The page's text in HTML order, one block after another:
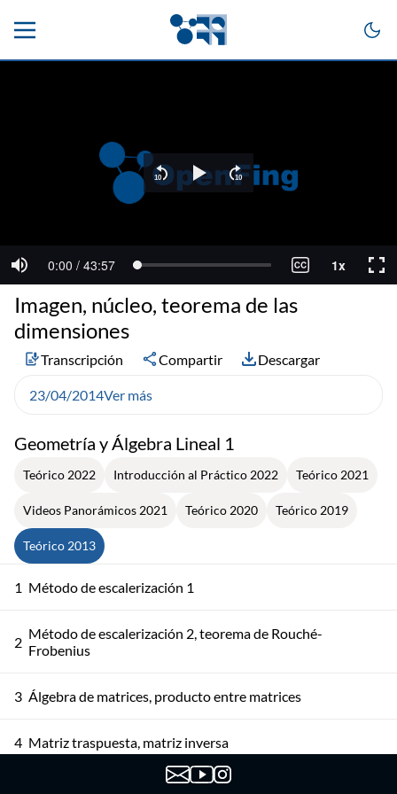
Geometría y Álgebra Lineal 1
Teórico 2022 Introducción al Práctico 2022 Teórico 2021
Videos Panorámicos 2021 Teórico 2020 Teórico 2019
Teórico 2013
1 Método de escalerización 1
2 Método de escalerización 2, teorema de Rouché-
Frobenius
3 Álgebra de matrices, producto entre matrices
4 Matriz traspuesta, matriz inversa
El espacio de n-uplas. Combinación lineal. Independencia
Imagen, núcleo, teorema de las
dimensiones
Transcripción Compartir Descargar
23/04/2014Ver más